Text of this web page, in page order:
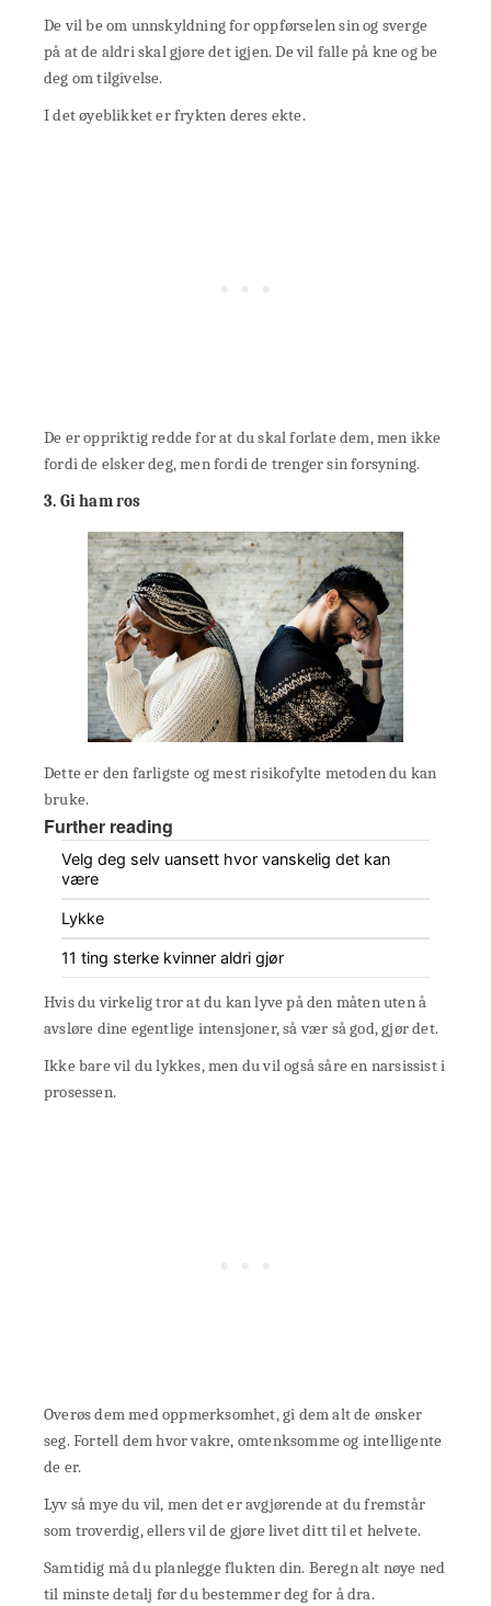
De vil be om unnskyldning for oppførselen sin og sverge
på at de aldri skal gjøre det igjen. De vil falle på kne og be
deg om tilgivelse.
I det øyeblikket er frykten deres ekte.
De er oppriktig redde for at du skal forlate dem, men ikke
fordi de elsker deg, men fordi de trenger sin forsyning.
3. Gi ham ros
Dette er den farligste og mest risikofylte metoden du kan
bruke.
Further reading
Velg deg selv uansett hvor vanskelig det kan
være
Lykke
11 ting sterke kvinner aldri gjør
Hvis du virkelig tror at du kan lyve på den måten uten å
avsløre dine egentlige intensjoner, så vær så god, gjør det.
Ikke bare vil du lykkes, men du vil også såre en narsissist i
prosessen.
Overøs dem med oppmerksomhet, gi dem alt de ønsker
seg. Fortell dem hvor vakre, omtenksomme og intelligente
de er.
Lyv så mye du vil, men det er avgjørende at du fremstår
som troverdig, ellers vil de gjøre livet ditt til et helvete.
Samtidig må du planlegge flukten din. Beregn alt nøye ned
til minste detalj før du bestemmer deg for å dra.